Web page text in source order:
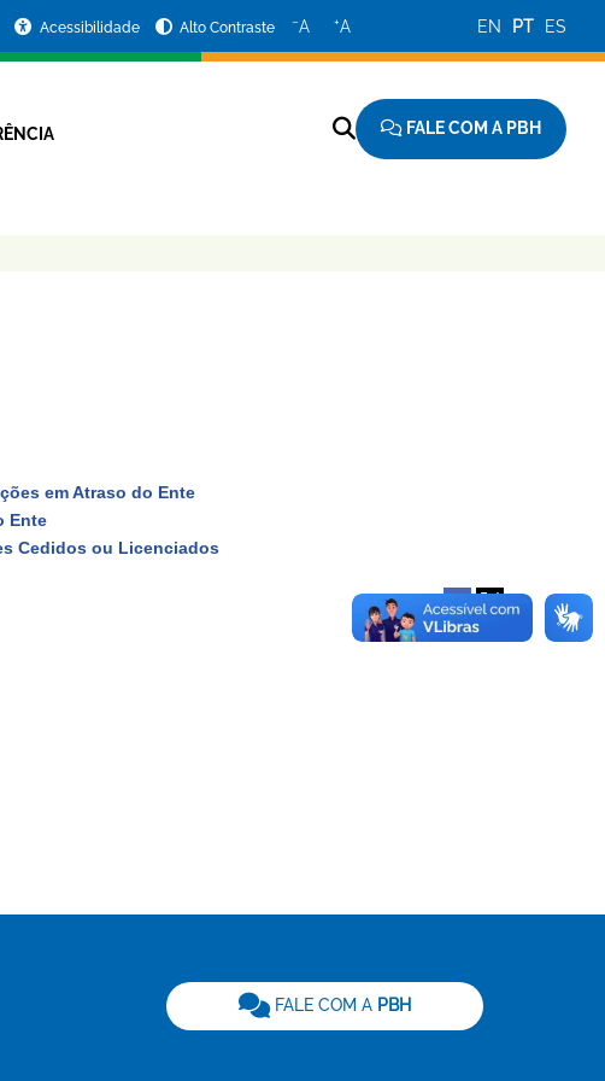
Acessibilidade Alto Contraste −A +A EN PT ES
FALE COM A PBH
em Atraso do Ente
Ente
Cedidos ou Licenciados
FALE COM A PBH